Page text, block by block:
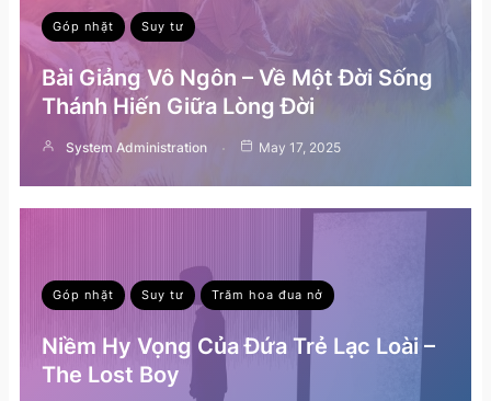
Góp nhặt Suy tư
Bài Giảng Vô Ngôn – Về Một Đời Sống
Thánh Hiến Giữa Lòng Đời
System Administration May 17, 2025
Góp nhặt Suy tư Trăm hoa đua nở
Niềm Hy Vọng Của Đứa Trẻ Lạc Loài –
The Lost Boy